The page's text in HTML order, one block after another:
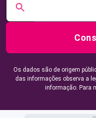
Os dados são de origem
das informações observa a
informação. Para